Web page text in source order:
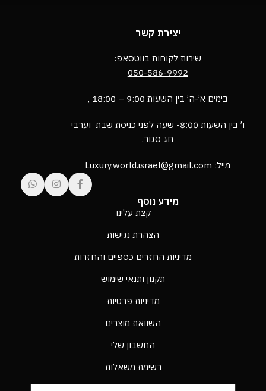
יצירת קשר
שירות לקוחות בווטסאפ:
050-586-9992
בימים א’-ה’ בין השעות 9:00 – 18:00 ,
ו’ בין השעות 8:00- שעה לפני כניסת שבת וערבי
חג סגור.
מייל: Luxury.world.israel@gmail.com
מידע נוסף
קצת עלינו
הצהרת נגישות
מדיניות החזרים כספיים והחזרות
תקנון ותנאי שימוש
מדיניות פרטיות
השוואת מוצרים
החשבון שלי
רשימת משאלות